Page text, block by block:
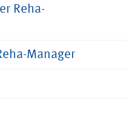
Reha-
Manager